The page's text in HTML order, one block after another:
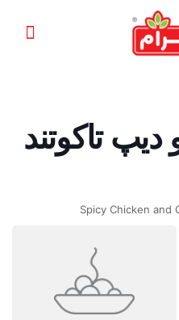
دیپ تاکوتند